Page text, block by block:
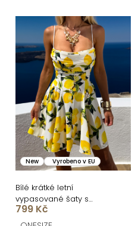
ů
New Vyrobeno v EU
Bílé krátké letní
vypasované šaty s
citrony SOLARIS
799 Kč